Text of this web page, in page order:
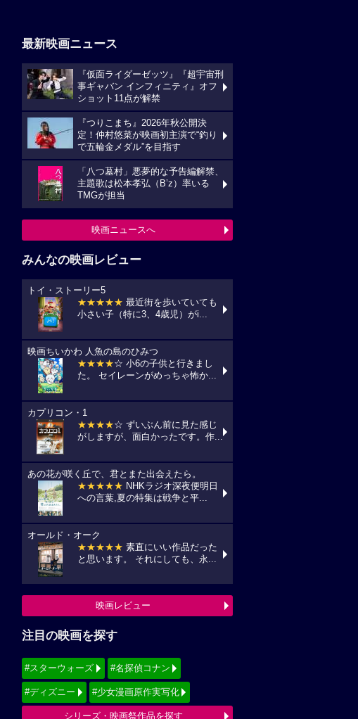
最新映画ニュース
『仮面ライダーゼッツ』『超宇宙刑
事ギャバン インフィニティ』オフ
ショット11点が解禁
『つりこまち』2026年秋公開決
定！仲村悠菜が映画初主演で“釣り
で五輪金メダル”を目指す
「八つ墓村」悪夢的な予告編解禁、
主題歌は松本孝弘（B’z）率いる
TMGが担当
映画ニュースへ
みんなの映画レビュー
トイ・ストーリー5
★★★★★ 最近街を歩いていても
小さい子（特に3、4歳児）がi...
映画ちいかわ 人魚の島のひみつ
★★★★☆ 小6の子供と行きまし
た。 セイレーンがめっちゃ怖か...
カプリコン・1
★★★★☆ ずいぶん前に見た感じ
がしますが、面白かったです。作...
あの花が咲く丘で、君とまた出会えたら。
★★★★★ NHKラジオ深夜便明日
への言葉,夏の特集は戦争と平...
オールド・オーク
★★★★★ 素直にいい作品だった
と思います。 それにしても、永...
映画レビュー
注目の映画を探す
#スターウォーズ #名探偵コナン
#ディズニー #少女漫画原作実写化
シリーズ・映画祭作品を探す